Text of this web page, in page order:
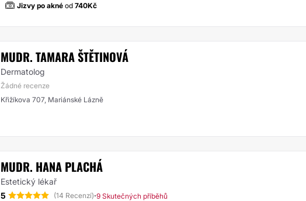
Jizvy po akné od 740Kč
MUDR. TAMARA ŠTĚTINOVÁ
Dermatolog
Žádné recenze
Křižíkova 707, Mariánské Lázně
MUDR. HANA PLACHÁ
Estetický lékař
5
(14 Recenzí)·9 Skutečných příběhů